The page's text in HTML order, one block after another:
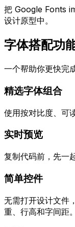
把 Google Fonts
设计原型中。
字体搭配功
一个帮助你更快完
精选字体组合
使用按对比度、可
实时预览
复制代码前，先一
简单控件
无需打开设计文件
重、行高和字间距。